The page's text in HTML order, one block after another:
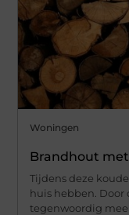
Woningen
Brandhout
Tijdens deze
huis hebben. Door
tegenwoordig mee